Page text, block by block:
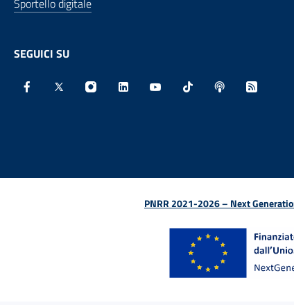
Sportello digitale
SEGUICI SU
PNRR 2021-2026 – Next